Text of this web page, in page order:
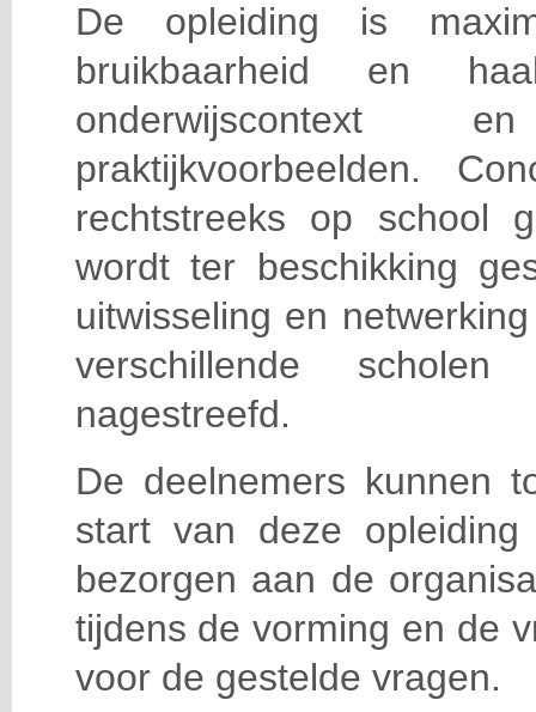
De opleiding is
bruikbaarheid en
praktijkvoorbeelden.
rechtstreeks op school
wordt ter beschikking
uitwisseling en
verschillende scholen
nagestreefd.
De deelnemers kunnen
start van deze
bezorgen aan de
tijdens de vorming en de
voor de gestelde vragen.